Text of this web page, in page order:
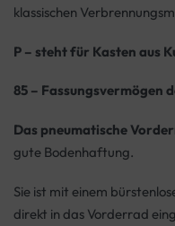
klassischen
P – steht für Kasten aus
85 – Fassungsvermögen
Das pneumatische
gute Bodenhaftung.
Sie ist mit einem
direkt in das Vorderrad